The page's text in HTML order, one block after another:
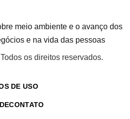
meio ambiente e o avanço dos
e na vida das pessoas
os direitos reservados.
DE USO
CONTATO